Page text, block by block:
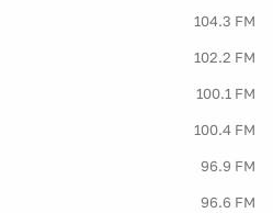
104.3 FM
102.2 FM
100.1 FM
100.4 FM
96.9 FM
96.6 FM